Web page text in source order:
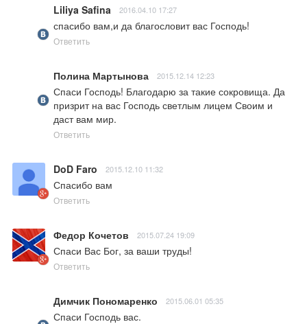
Liliya Safina 2016.04.10 17:27
спасибо вам,и да благословит вас Господь!
Ответить
Полина Мартынова 2015.12.14 12:23
Спаси Господь! Благодарю за такие сокровища. Да
призрит на вас Господь светлым лицем Своим и
даст вам мир.
Ответить
DoD Faro 2015.12.10 11:32
Спасибо вам
Ответить
Федор Кочетов 2015.07.24 19:09
Спаси Вас Бог, за ваши труды!
Ответить
Димчик Пономаренко 2015.06.01 05:35
Спаси Господь вас.